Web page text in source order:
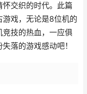
交织的时代。此篇
戏，无论是8位机的
技的热血，一应俱
落的游戏感动吧！